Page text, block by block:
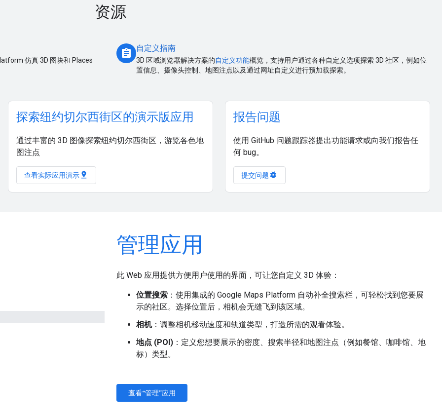
资源
仿真 3D 图块和 Places
assignment 自定义指南
3D 区域浏览器解决方案的自定义功能概览，支持用户通过各种自定义选项探索 3D 社区，例如位
置信息、摄像头控制、地图注点以及通过网址自定义进行预加载探索。
探索纽约切尔西街区的演示版应用
通过丰富的 3D 图像探索纽约切尔西街区，游览各色地
图注点
查看实际应用演示 pin_drop
报告问题
使用 GitHub 问题跟踪器提出功能请求或向我们报告任
何 bug。
提交问题 bug_report
管理应用
此 Web 应用提供方便用户使用的界面，可让您自定义 3D 体验：
位置搜索 ：使用集成的 Google Maps Platform 自动补全搜索栏，可轻松找到您要展
示的社区。选择位置后，相机会无缝飞到该区域。
相机：调整相机移动速度和轨道类型，打造所需的观看体验。
地点 (POI) ：定义您想要展示的密度、搜索半径和地图注点（例如餐馆、咖啡馆、地
标）类型。
查看“管理”应用